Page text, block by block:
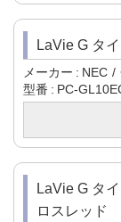
LaVie G タ
メーカー NEC
型番
PC-
LaVie G タ
ロスレッド